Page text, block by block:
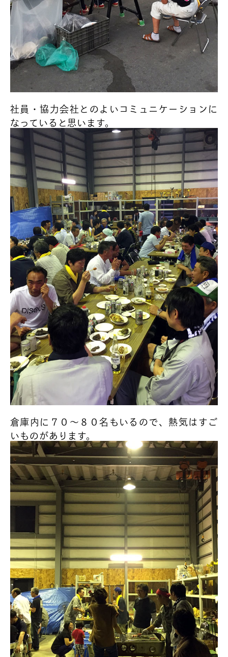
社員・協力会社とのよいコミュニケーションに
なっていると思います。
倉庫内に７０〜８０名もいるので、熱気はすご
いものがあります。